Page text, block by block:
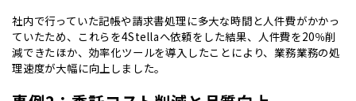
社内で行っていた記帳や請求書処理に多大な時間と人件費がかかっ
ていたため、これらを4Stellaへ依頼をした結果、人件費を20％削
減できたほか、効率化ツールを導入したことにより、業務業務の処
理速度が大幅に向上しました。